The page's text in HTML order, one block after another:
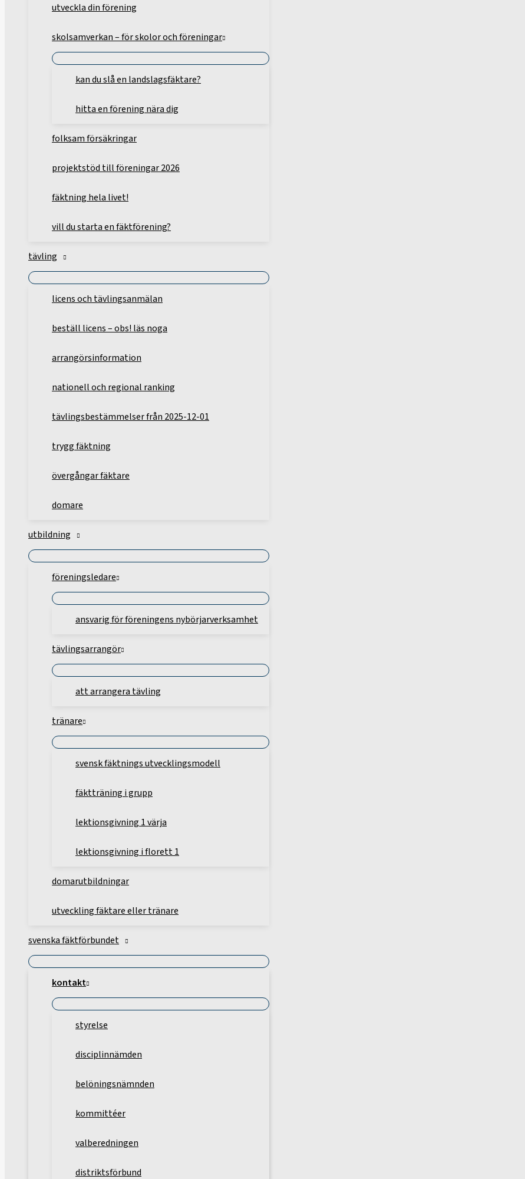
utveckla din förening
skolsamverkan – för skolor och föreningar
kan du slå en landslagsfäktare?
hitta en förening nära dig
folksam försäkringar
projektstöd till föreningar 2026
fäktning hela livet!
vill du starta en fäktförening?
tävling
licens och tävlingsanmälan
beställ licens – obs! läs noga
arrangörsinformation
nationell och regional ranking
tävlingsbestämmelser från 2025-12-01
trygg fäktning
övergångar fäktare
domare
utbildning
föreningsledare
ansvarig för föreningens nybörjarverksamhet
tävlingsarrangör
att arrangera tävling
tränare
svensk fäktnings utvecklingsmodell
fäktträning i grupp
lektionsgivning 1 värja
lektionsgivning i florett 1
domarutbildningar
utveckling fäktare eller tränare
svenska fäktförbundet
kontakt
styrelse
disciplinnämden
belöningsnämnden
kommittéer
valberedningen
distriktsförbund